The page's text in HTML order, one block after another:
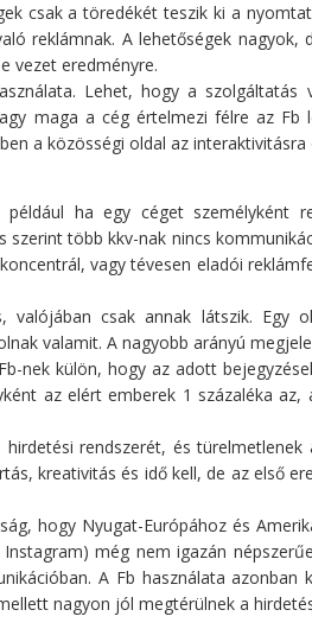
csak a töredékét teszik ki a
reklámnak. A lehetőségek nagyok,
vezet eredményre.
Lehet, hogy a szolgáltatás
maga a cég értelmezi félre az Fb
a közösségi oldal az interaktivitásra
ha egy céget személyként
több kkv-nak nincs
vagy tévesen eladói
csak annak látszik. Egy
valamit. A nagyobb arányú
nek külön, hogy az adott
az elért emberek 1 százaléka az,
rendszerét, és türelmetlenek
kreativitás és idő kell, de az első
hogy Nyugat-Európához és
még nem igazán
A Fb használata azonban
nagyon jól megtérülnek a